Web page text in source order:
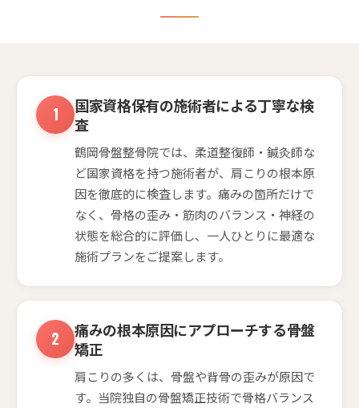
国家資格保有の施術者による丁寧な検
査
鶴岡骨盤整骨院では、柔道整復師・鍼灸師な
ど国家資格を持つ施術者が、肩こりの根本原
因を徹底的に検査します。痛みの箇所だけで
なく、骨格の歪み・筋肉のバランス・神経の
状態を総合的に評価し、一人ひとりに最適な
施術プランをご提案します。
痛みの根本原因にアプローチする骨盤
矯正
肩こりの多くは、骨盤や背骨の歪みが原因で
す。当院独自の骨盤矯正技術で骨格バランス